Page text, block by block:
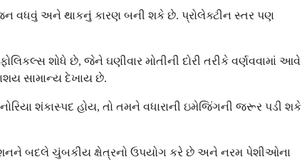
વધવું અને થાકનું કારણ બની શકે છે. પ્રોલેક્ટીન સ્તર પણ
શોધે છે, જેને ઘણીવાર મોતીની દોરી તરીકે વર્ણવવામાં આવે
સામાન્ય દેખાય છે.
શંકાસ્પદ હોય, તો તમને વધારાની ઇમેજિંગની જરૂર પડી શકે
બદલે ચુંબકીય ક્ષેત્રનો ઉપયોગ કરે છે અને નરમ પેશીઓના